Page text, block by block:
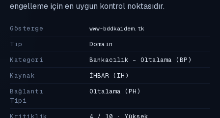
engelleme için en uygun kontrol noktasıdır.
Gösterge www-bddkaidem.tk
Tip
Domain
Kategori
Bankacılık - Oltalama (BP)
Kaynak
İHBAR (IH)
Bağlantı
Tipi
Oltalama (PH)
Kritiklik
4 / 10 · Yüksek